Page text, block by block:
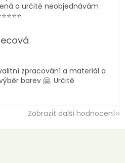
a určitě neobjednávám
je 5 z 5 hvězdiček.
zpracování a materiál a
barev 🤗. Určitě
Zobrazit další hodnocení